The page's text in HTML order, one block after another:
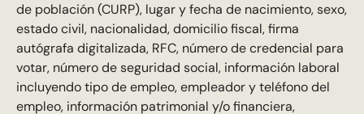
de población (CURP), lugar y fecha de nacimiento, sexo,
estado civil, nacionalidad, domicilio fiscal, firma
autógrafa digitalizada, RFC, número de credencial para
votar, número de seguridad social, información laboral
incluyendo tipo de empleo, empleador y teléfono del
empleo, información patrimonial y/o financiera,